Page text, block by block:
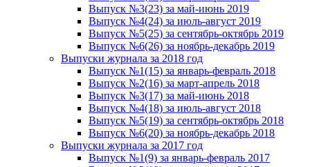
Выпуск №3(23) за май-июнь 2019
Выпуск №4(24) за июль-август 2019
Выпуск №5(25) за сентябрь-октябрь 2019
Выпуск №6(26) за ноябрь-декабрь 2019
Выпуски журнала за 2018 год
Выпуск №1(15) за январь-февраль 2018
Выпуск №2(16) за март-апрель 2018
Выпуск №3(17) за май-июнь 2018
Выпуск №4(18) за июль-август 2018
Выпуск №5(19) за сентябрь-октябрь 2018
Выпуск №6(20) за ноябрь-декабрь 2018
Выпуски журнала за 2017 год
Выпуск №1(9) за январь-февраль 2017